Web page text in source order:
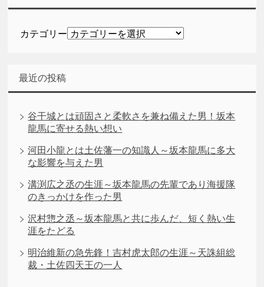
カテゴリー
最近の投稿
谷干城とは頑固さと柔軟さを兼ね備えた男！坂本
龍馬に寄せる熱い想い
河田小龍とは土佐藩一の知識人～坂本龍馬に多大
な影響を与えた男
溝渕広之丞の生涯～坂本龍馬の先輩であり海援隊
のきっかけを作った男
沢村惣之丞～坂本龍馬と共に歩んだ、短く熱い生
涯をたどる
明治維新の急先鋒！吉村虎太郎の生涯～天誅組総
裁・土佐四天王の一人